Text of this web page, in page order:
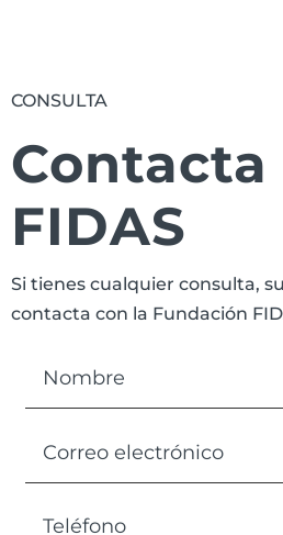
CONSULTA
Contacta
FIDAS
Si tienes cualquier consulta,
contacta con la Fundación